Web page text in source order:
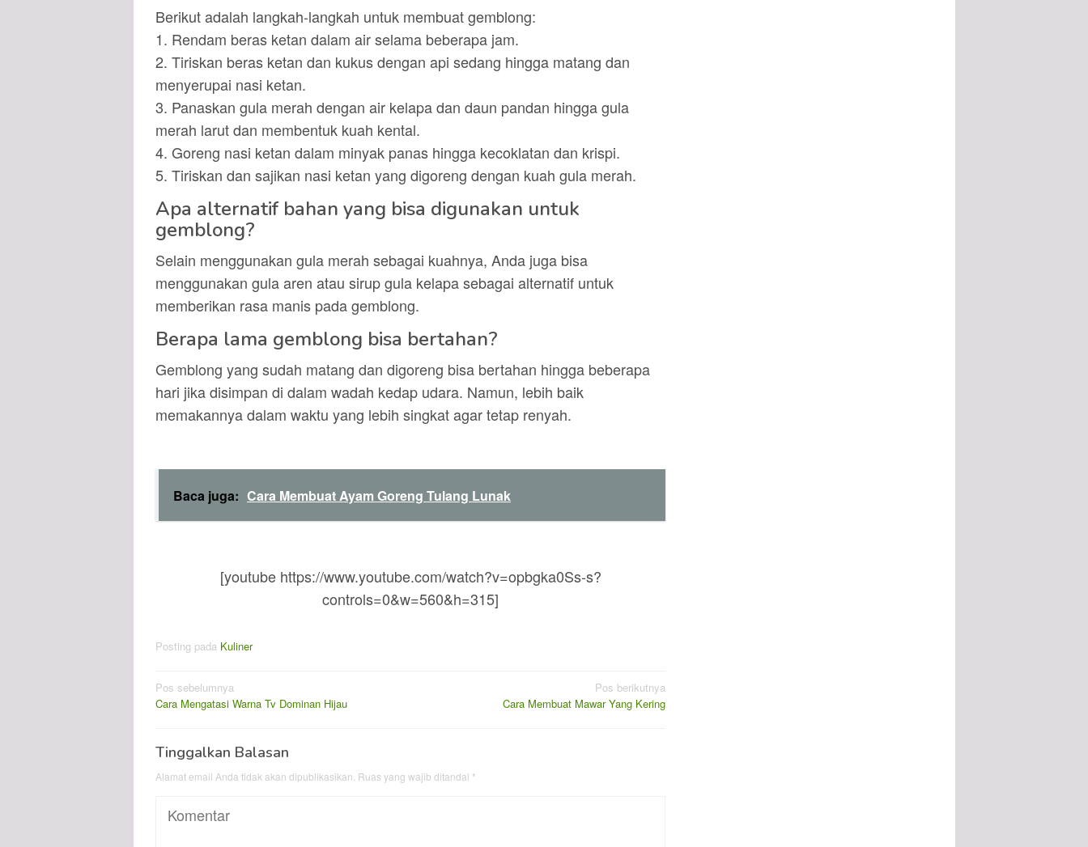
Berikut adalah langkah-langkah untuk membuat gemblong:
1. Rendam beras ketan dalam air selama beberapa jam.
2. Tiriskan beras ketan dan kukus dengan api sedang hingga matang dan
menyerupai nasi ketan.
3. Panaskan gula merah dengan air kelapa dan daun pandan hingga gula
merah larut dan membentuk kuah kental.
4. Goreng nasi ketan dalam minyak panas hingga kecoklatan dan krispi.
5. Tiriskan dan sajikan nasi ketan yang digoreng dengan kuah gula merah.
Apa alternatif bahan yang bisa digunakan untuk
gemblong?
Selain menggunakan gula merah sebagai kuahnya, Anda juga bisa
menggunakan gula aren atau sirup gula kelapa sebagai alternatif untuk
memberikan rasa manis pada gemblong.
Berapa lama gemblong bisa bertahan?
Gemblong yang sudah matang dan digoreng bisa bertahan hingga beberapa
hari jika disimpan di dalam wadah kedap udara. Namun, lebih baik
memakannya dalam waktu yang lebih singkat agar tetap renyah.
Baca juga: Cara Membuat Ayam Goreng Tulang Lunak
[youtube https://www.youtube.com/watch?v=opbgka0Ss-s?
controls=0&w=560&h=315]
Posting pada Kuliner
Navigasi
pos
Pos sebelumnya
Cara Mengatasi Warna Tv Dominan Hijau
Pos berikutnya
Cara Membuat Mawar Yang Kering
Tinggalkan Balasan
Alamat email Anda tidak akan dipublikasikan. Ruas yang wajib ditandai *